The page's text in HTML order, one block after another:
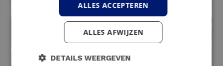
ALLES ACCEPTEREN
ALLES AFWIJZEN
DETAILS WEERGEVEN